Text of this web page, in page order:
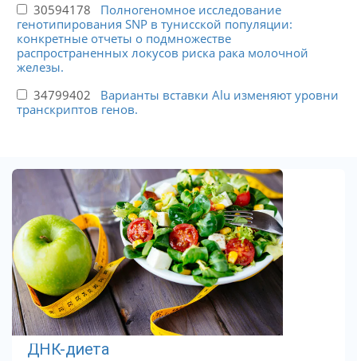
30594178 Полногеномное исследование
генотипирования SNP в тунисской популяции:
конкретные отчеты о подмножестве
распространенных локусов риска рака молочной
железы.
34799402 Варианты вставки Alu изменяют уровни
транскриптов генов.
ДНК-диета